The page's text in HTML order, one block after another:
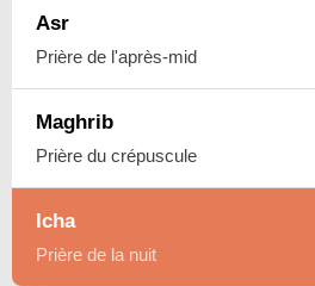
Asr
Prière de l'après-mid
Maghrib
Prière du crépuscule
Icha
Prière de la nuit